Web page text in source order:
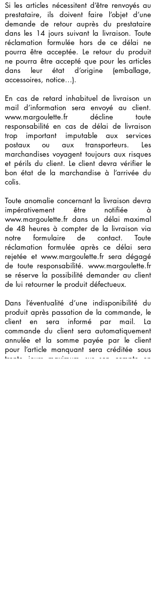
Si les articles nécessitent d’être renvoyés au
prestataire, ils doivent faire l’objet d’une
demande de retour auprès du prestataire
dans les 14 jours suivant la livraison. Toute
réclamation formulée hors de ce délai ne
pourra être acceptée. Le retour du produit
ne pourra être accepté que pour les articles
dans leur état d’origine (emballage,
accessoires, notice…).
En cas de retard inhabituel de livraison un
mail d’information sera envoyé au client.
www.margoulette.fr décline toute
responsabilité en cas de délai de livraison
trop important imputable aux services
postaux ou aux transporteurs. Les
marchandises voyagent toujours aux risques
et périls du client. Le client devra vérifier le
bon état de la marchandise à l’arrivée du
colis.
Toute anomalie concernant la livraison devra
impérativement être notifiée à
www.margoulette.fr dans un délai maximal
de 48 heures à compter de la livraison via
notre formulaire de contact. Toute
réclamation formulée après ce délai sera
rejetée et www.margoulette.fr sera dégagé
de toute responsabilité. www.margoulette.fr
se réserve la possibilité demander au client
de lui retourner le produit défectueux.
Dans l’éventualité d’une indisponibilité du
produit après passation de la commande, le
client en sera informé par mail. La
commande du client sera automatiquement
annulée et la somme payée par le client
pour l’article manquant sera créditée sous
trente jours maximum sur son compte en